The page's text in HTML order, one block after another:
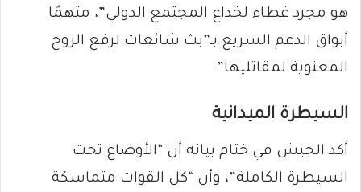
هو مجرد غطاء لخداع المجتمع الدولي”، متهمًا
أبواق الدعم السريع بـ”بث شائعات لرفع الروح
المعنوية لمقاتليها”.
السيطرة الميدانية
أكد الجيش في ختام بيانه أن “الأوضاع تحت
السيطرة الكاملة”، وأن “كل القوات متماسكة